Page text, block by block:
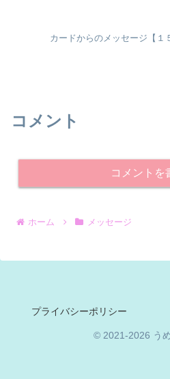
カードからのメッセージ【１
コメント
コメントを
ホーム メッセージ
プライバシーポリシー
© 2021-2026 う